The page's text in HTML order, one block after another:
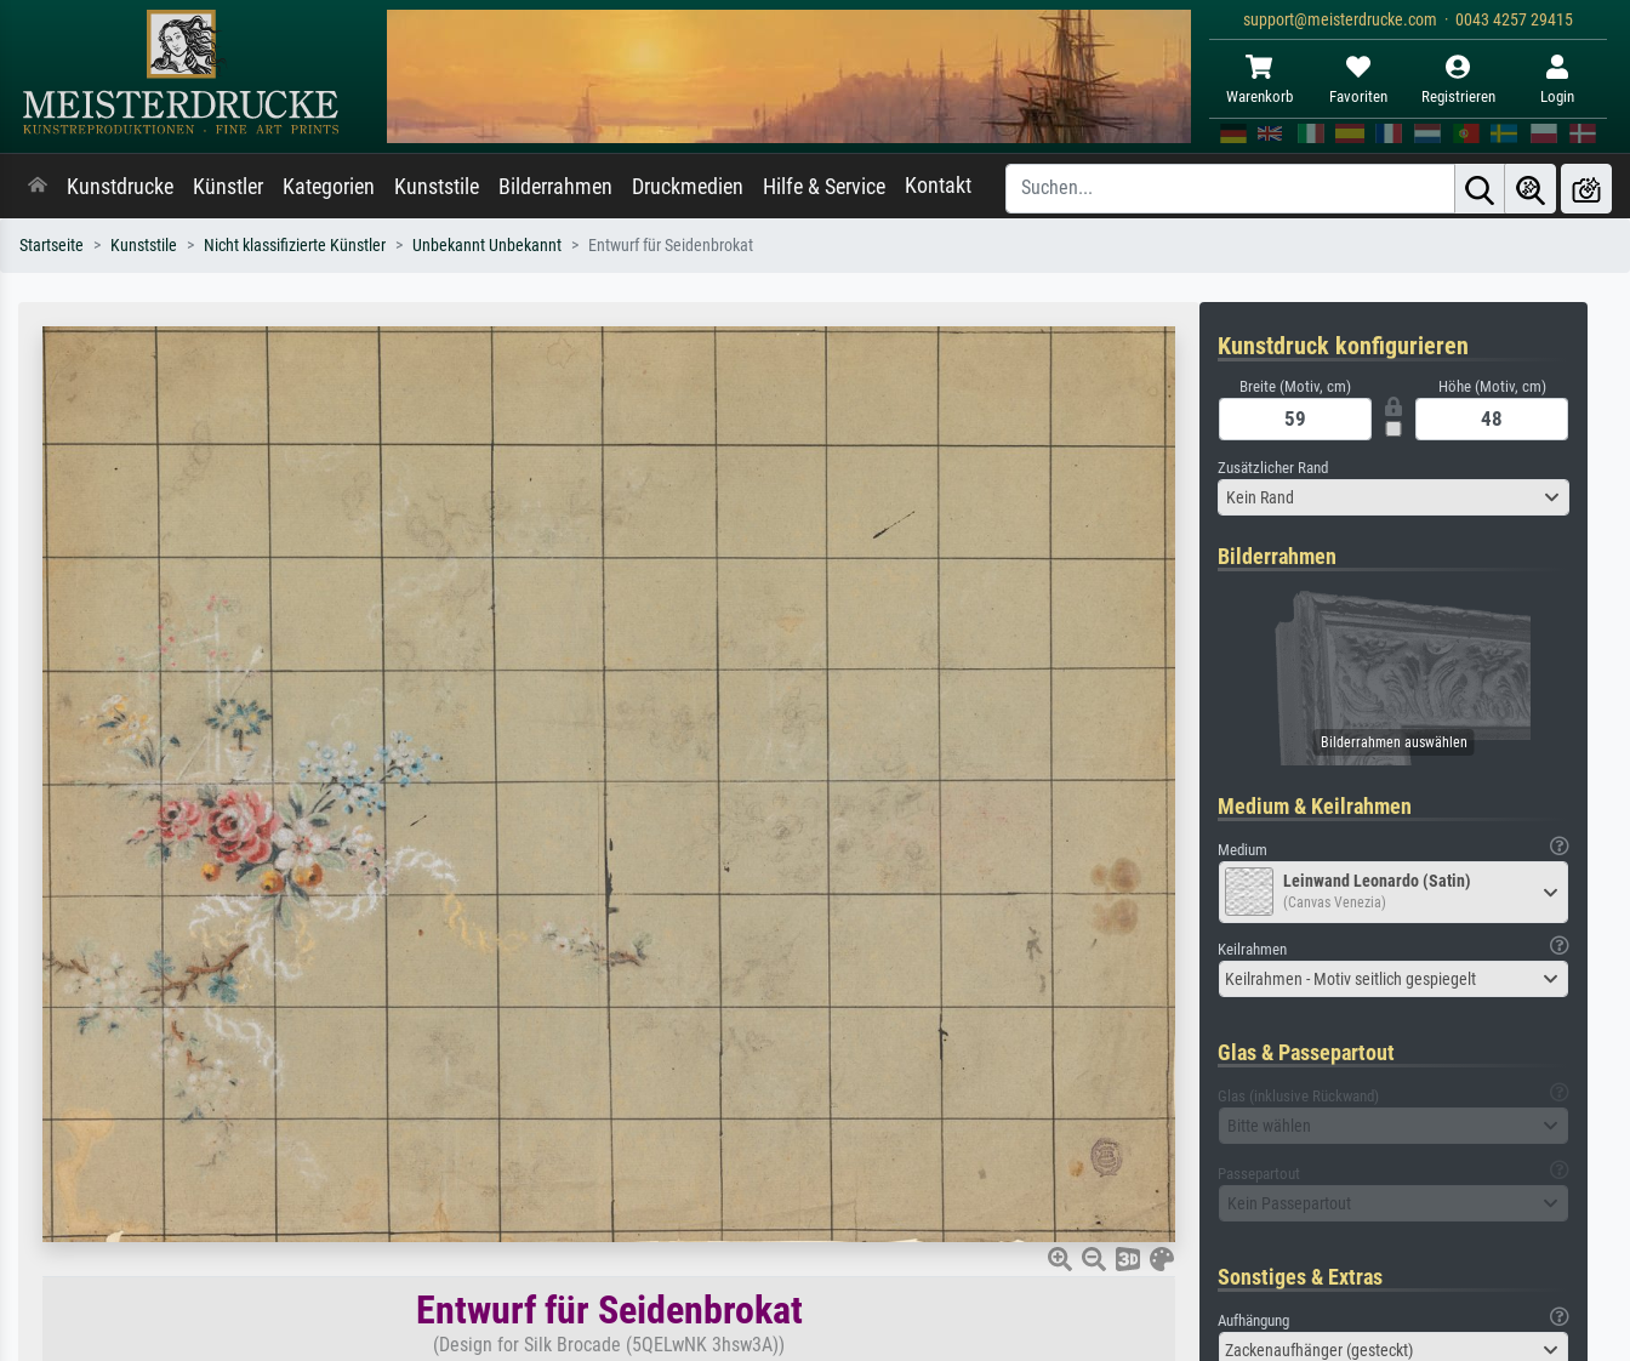
support@meisterdrucke.com · 0043 4257 29415
Warenkorb Favoriten Registrieren Login
Kunstdrucke Künstler Kategorien Kunststile Bilderrahmen Druckmedien Hilfe & Service Kontakt
Startseite Kunststile Nicht klassifizierte Künstler Unbekannt Unbekannt Entwurf für Seidenbrokat
Entwurf für Seidenbrokat
(Design for Silk Brocade (5QELwNK 3hsw3A))
Kunstdruck konfigurieren
Breite (Motiv, cm) Höhe (Motiv, cm)
Zusätzlicher Rand
Kein Rand
Bilderrahmen
Medium & Keilrahmen
Medium
Leinwand Leonardo (Satin)
(Canvas Venezia)
Keilrahmen
Keilrahmen - Motiv seitlich gespiegelt
Glas & Passepartout
Glas (inklusive Rückwand)
Bitte wählen
Passepartout
Kein Passepartout
Sonstiges & Extras
Aufhängung
Zackenaufhänger (gesteckt)